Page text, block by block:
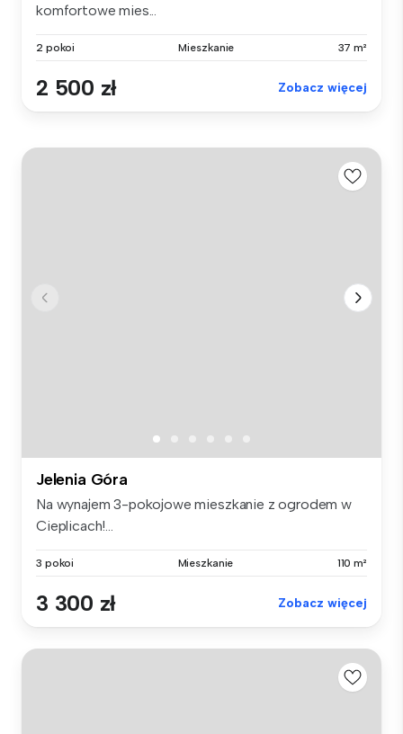
komfortowe mies...
2 pokoi Mieszkanie 37 m²
2 500 zł Zobacz więcej
Jelenia Góra
Na wynajem 3-pokojowe mieszkanie z ogrodem w
Cieplicach!...
3 pokoi Mieszkanie 110 m²
3 300 zł Zobacz więcej